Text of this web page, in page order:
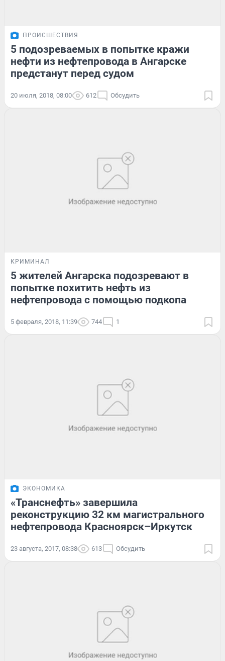
ПРОИСШЕСТВИЯ
5 подозреваемых в попытке кражи
нефти из нефтепровода в Ангарске
предстанут перед судом
20 июля, 2018, 08:00 612 Обсудить
КРИМИНАЛ
5 жителей Ангарска подозревают в
попытке похитить нефть из
нефтепровода с помощью подкопа
5 февраля, 2018, 11:39 744 1
ЭКОНОМИКА
«Транснефть» завершила
реконструкцию 32 км магистрального
нефтепровода Красноярск–Иркутск
23 августа, 2017, 08:38 613 Обсудить